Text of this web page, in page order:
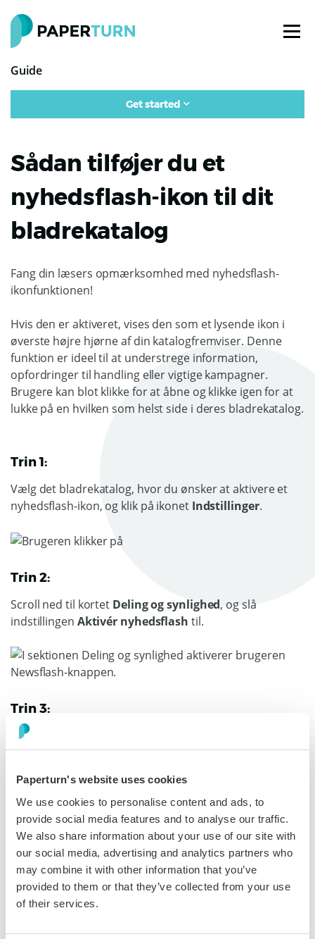
Paperturn's website uses cookies
We use cookies to personalise content and ads, to
provide social media features and to analyse our traffic.
We also share information about your use of our site with
our social media, advertising and analytics partners who
may combine it with other information that you’ve
provided to them or that they’ve collected from your use
of their services.
Guide
Get started
Sådan tilføjer du et
nyhedsflash-ikon til dit
bladrekatalog
Fang din læsers opmærksomhed med nyhedsflash-
ikonfunktionen!
Hvis den er aktiveret, vises den som et lysende ikon i
øverste højre hjørne af din katalogfremviser. Denne
funktion er ideel til at understrege information,
opfordringer til handling eller vigtige kampagner.
Brugere kan blot klikke for at åbne og klikke igen for at
lukke på en hvilken som helst side i deres bladrekatalog.
Trin 1:
Vælg det bladrekatalog, hvor du ønsker at aktivere et
nyhedsflash-ikon, og klik på ikonet Indstillinger.
Trin 2:
Scroll ned til kortet Deling og synlighed, og slå
indstillingen Aktivér nyhedsflash til.
Trin 3:
Tilpas nyhedsflash-ikonet ved at vælge det ikon, der skal
vises, redigere teksten og eventuelt tilføje et link. Klik
Du kan nu se dit nyhedsflash-ikon i aktion!